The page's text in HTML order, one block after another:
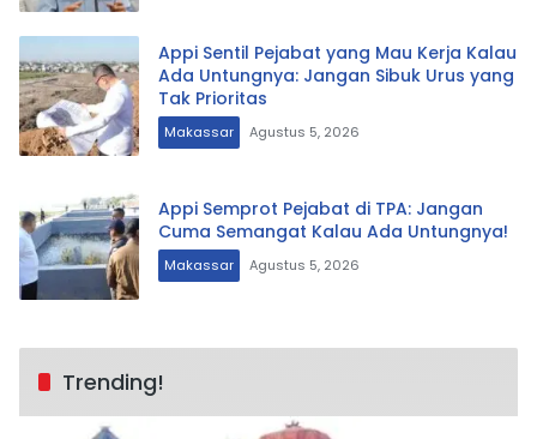
Appi Sentil Pejabat yang Mau Kerja Kalau
Ada Untungnya: Jangan Sibuk Urus yang
Tak Prioritas
Makassar Agustus 5, 2026
Appi Semprot Pejabat di TPA: Jangan
Cuma Semangat Kalau Ada Untungnya!
Makassar Agustus 5, 2026
Trending!